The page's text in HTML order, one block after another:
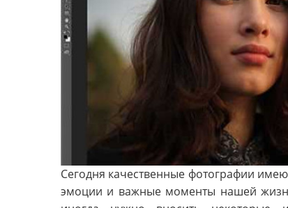
Сегодня качественные фотографии
эмоции и важные моменты нашей